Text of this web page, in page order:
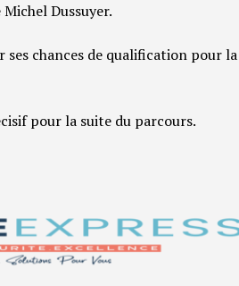
Michel Dussuyer.
chances de qualification pour la
pour la suite du parcours.